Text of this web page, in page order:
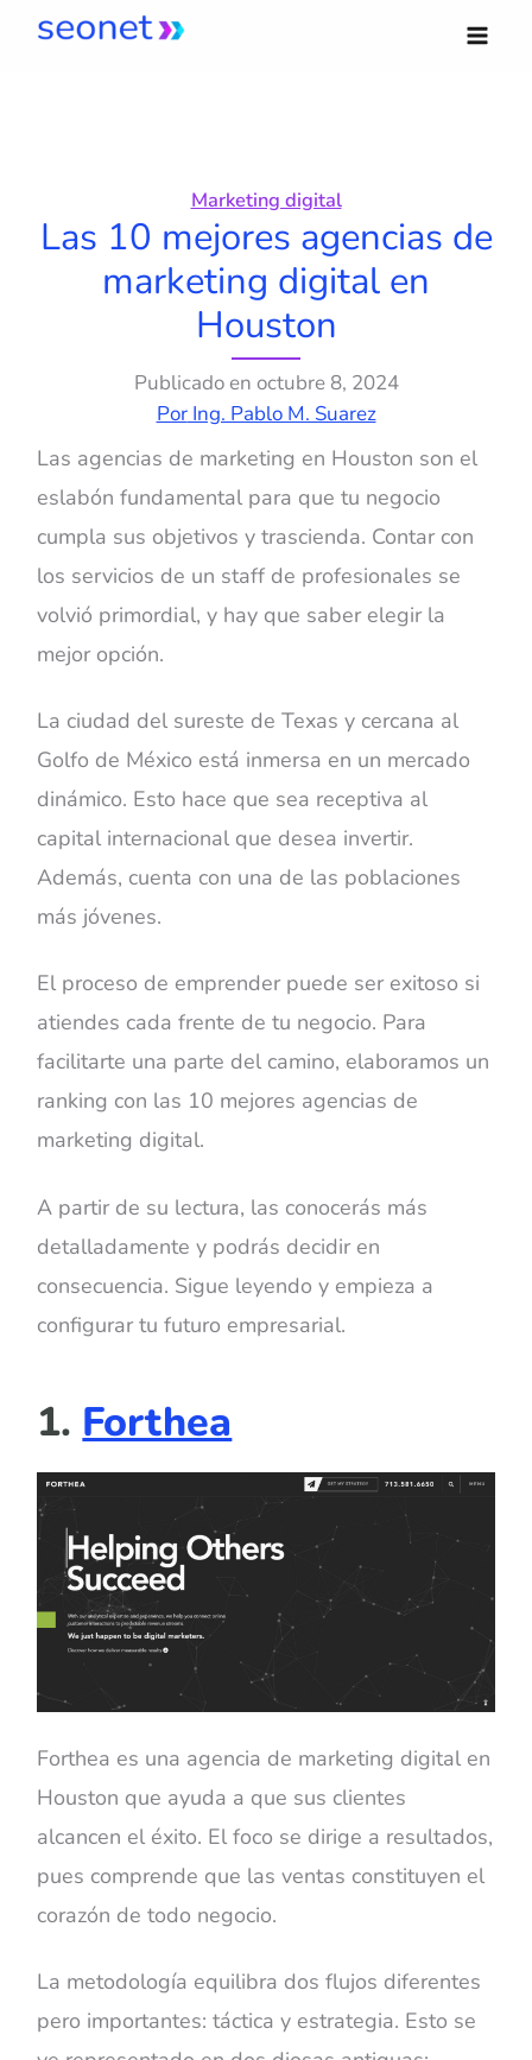
Marketing digital
Las 10 mejores agencias de
marketing digital en
Houston
Publicado en octubre 8, 2024
PorIng. Pablo M. Suarez
Las agencias de marketing en Houston son el
eslabón fundamental para que tu negocio
cumpla sus objetivos y trascienda. Contar con
los servicios de un staff de profesionales se
volvió primordial, y hay que saber elegir la
mejor opción.
La ciudad del sureste de Texas y cercana al
Golfo de México está inmersa en un mercado
dinámico. Esto hace que sea receptiva al
capital internacional que desea invertir.
Además, cuenta con una de las poblaciones
más jóvenes.
El proceso de emprender puede ser exitoso si
atiendes cada frente de tu negocio. Para
facilitarte una parte del camino, elaboramos un
ranking con las 10 mejores agencias de
marketing digital.
A partir de su lectura, las conocerás más
detalladamente y podrás decidir en
consecuencia. Sigue leyendo y empieza a
configurar tu futuro empresarial.
1. Forthea
Forthea es una agencia de marketing digital en
Houston que ayuda a que sus clientes
alcancen el éxito. El foco se dirige a resultados,
pues comprende que las ventas constituyen el
corazón de todo negocio.
La metodología equilibra dos flujos diferentes
pero importantes: táctica y estrategia. Esto se